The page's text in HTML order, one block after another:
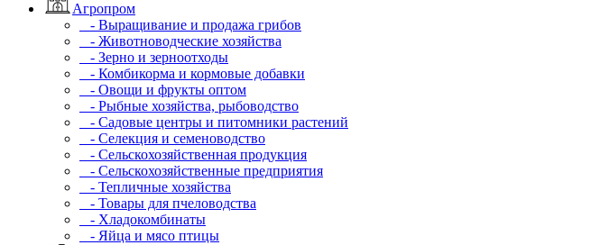
Агропром
- Выращивание и продажа грибов
- Животноводческие хозяйства
- Зерно и зерноотходы
- Комбикорма и кормовые добавки
- Овощи и фрукты оптом
- Рыбные хозяйства, рыбоводство
- Садовые центры и питомники растений
- Селекция и семеноводство
- Сельскохозяйственная продукция
- Сельскохозяйственные предприятия
- Тепличные хозяйства
- Товары для пчеловодства
- Хладокомбинаты
- Яйца и мясо птицы